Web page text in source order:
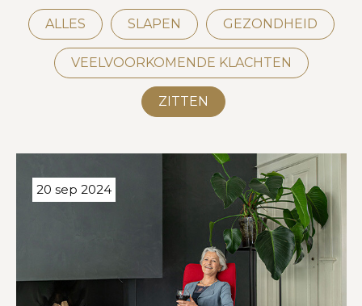
ALLES SLAPEN GEZONDHEID
VEELVOORKOMENDE KLACHTEN
ZITTEN
20 sep 2024